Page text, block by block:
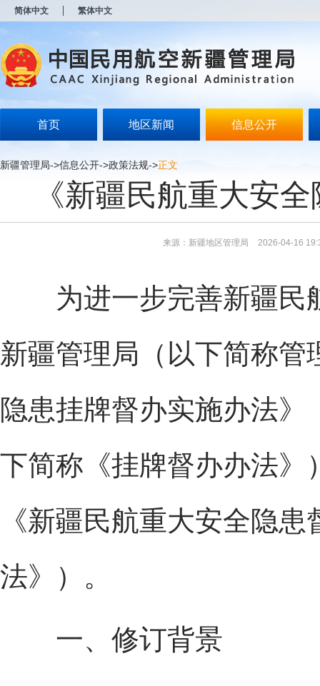
简体中文 繁体中文
首页 地区新闻 信息公开
新疆管理局->信息公开->政策法规->正文
《新疆民航重大安
来源：新疆地区管理局 2026-04-16
为进一步完善新疆民
新疆管理局（以下简称
隐患挂牌督办实施办法
下简称《挂牌督办办法》
《新疆民航重大安全隐
法》）。
一、修订背景
开
无
障
说
按
Alt
键